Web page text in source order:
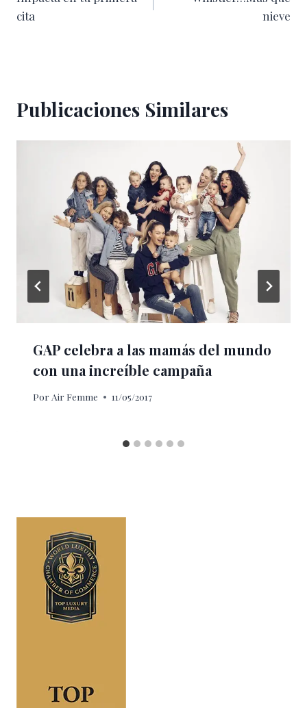
de
cita
nieve
Publicaciones Similares
GAP celebra a las mamás del mundo
con una increíble campaña
Por Air Femme 11/05/2017